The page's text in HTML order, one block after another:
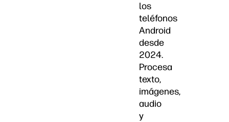
los
teléfonos
Android
desde
2024.
Procesa
texto,
imágenes,
audio
y